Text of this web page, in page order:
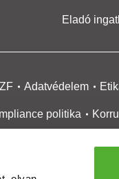
Eladó
Adatvédelem
politika